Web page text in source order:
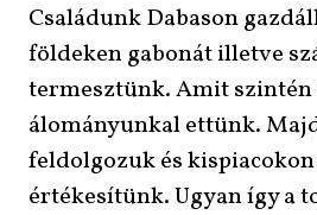
Családunk Dabason
földeken gabonát illetve
termesztünk. Amit szintén
álományunkal ettünk.
feldolgozuk és
értékesítünk. Ugyan így a